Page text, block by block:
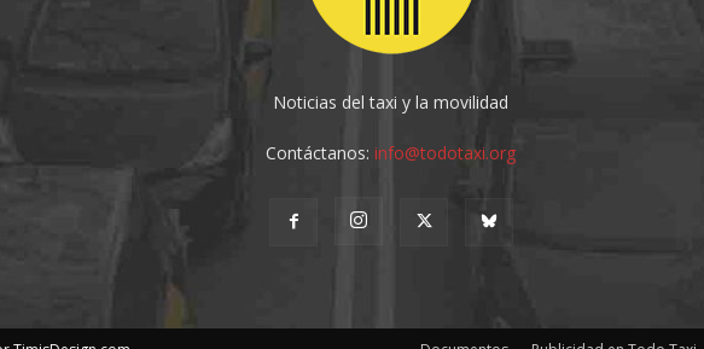
Noticias del taxi y la movilidad
Contáctanos:info@todotaxi.org